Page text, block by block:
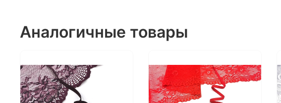
Аналогичные товары